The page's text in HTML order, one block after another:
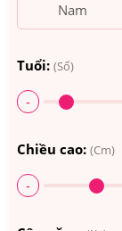
Collagen Be-
2.Nước
Bản Có
Nam
Tuổi: (Số)
-
Chiều cao: (Cm)
-